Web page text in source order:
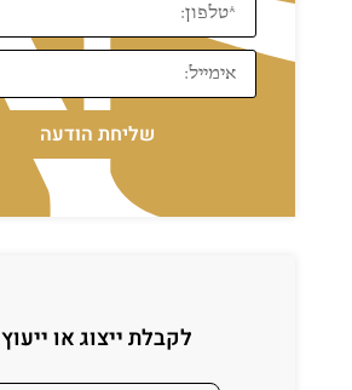
שליחת הודעה
לקבלת ייצוג או ייעוץ